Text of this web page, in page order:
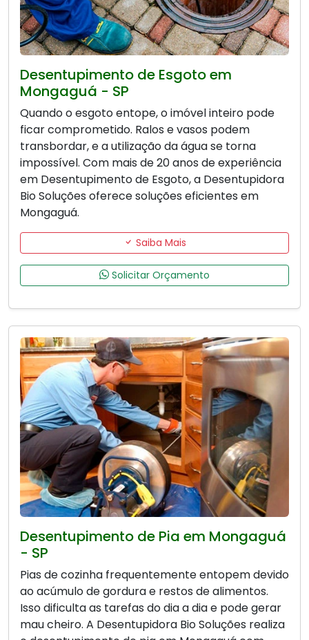
Desentupimento de Esgoto em
Mongaguá - SP
Quando o esgoto entope, o imóvel inteiro pode
ficar comprometido. Ralos e vasos podem
transbordar, e a utilização da água se torna
impossível. Com mais de 20 anos de experiência
em Desentupimento de Esgoto, a Desentupidora
Bio Soluções oferece soluções eficientes em
Mongaguá.
Saiba Mais
Solicitar Orçamento
Desentupimento de Pia em Mongaguá
- SP
Pias de cozinha frequentemente entopem devido
ao acúmulo de gordura e restos de alimentos.
Isso dificulta as tarefas do dia a dia e pode gerar
mau cheiro. A Desentupidora Bio Soluções realiza